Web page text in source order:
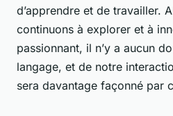
d’apprendre et de travailler.
continuons à explorer et à
passionnant, il n’y a aucun
langage, et de notre
sera davantage façonné par